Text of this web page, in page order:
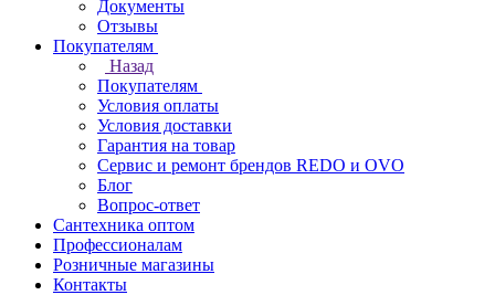
Документы
Отзывы
Покупателям
Назад
Покупателям
Условия оплаты
Условия доставки
Гарантия на товар
Сервис и ремонт брендов REDO и OVO
Блог
Вопрос-ответ
Сантехника оптом
Профессионалам
Розничные магазины
Контакты